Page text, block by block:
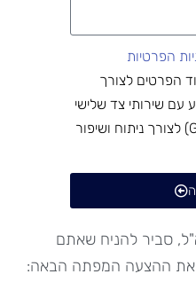
הפרטיות
הפרטים לצורך
עם שירותי צד שלישי
(כגון Google Analytics) לצורך ניתוח ושיפור
סביר להניח שאתם
את ההצעה המפתה הבאה: